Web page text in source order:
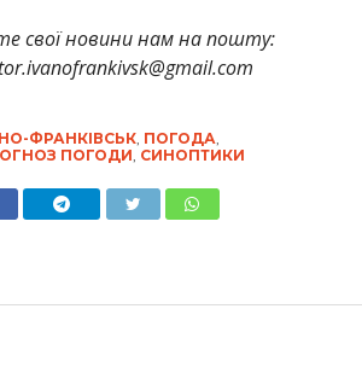
свої новини нам на пошту:
ФРАНКІВСЬК, ПОГОДА
ПОГОДИ СИНОПТИКИ